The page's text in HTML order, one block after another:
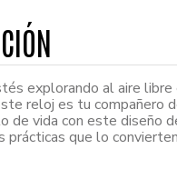
explorando al aire
reloj es tu compañero
de vida con este diseño
prácticas que lo